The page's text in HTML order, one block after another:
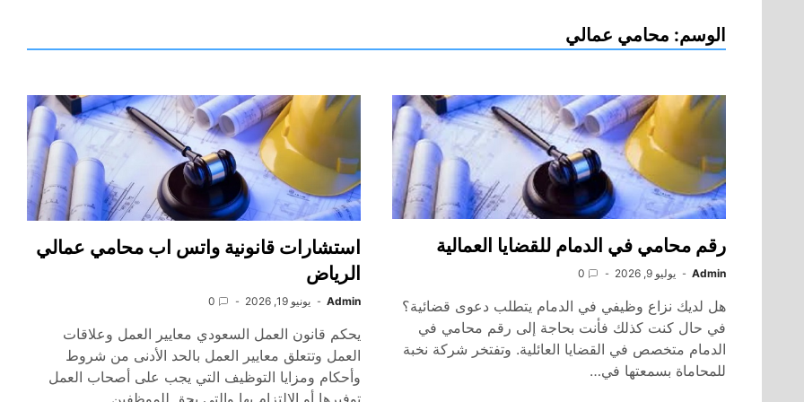
الوسم: محامي عمالي
رقم محامي في الدمام للقضايا العمالية
Admin يوليو 9, 2026 0
هل لديك نزاع وظيفي في الدمام يتطلب دعوى قضائية؟
في حال كنت كذلك فأنت بحاجة إلى رقم محامي في
الدمام متخصص في القضايا العائلية. وتفتخر شركة نخبة
للمحاماة بسمعتها في…
استشارات قانونية واتس اب محامي عمالي
الرياض
Admin يونيو 19, 2026 0
يحكم قانون العمل السعودي معايير العمل وعلاقات
العمل وتتعلق معايير العمل بالحد الأدنى من شروط
وأحكام ومزايا التوظيف التي يجب على أصحاب العمل
توفيرها أو الالتزام بها والتي يحق للموظفين…